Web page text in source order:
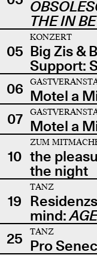
THE IN
05
KONZERT
Big Zis &
Support:
06 Motel a
07 Motel a
10
ZUM
the
the night
19
TANZ
mind:
25
TANZ
Pro